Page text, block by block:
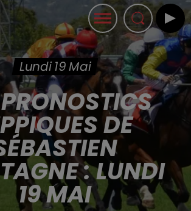
Lundi 19 Mai
DE
: LUNDI
19 MAI